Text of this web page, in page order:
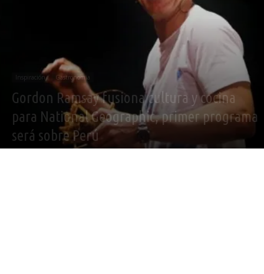
Inspiración Gastronomía
Gordon Ramsay fusiona cultura y cocina
para National Geographic, primer programa
será sobre Perú